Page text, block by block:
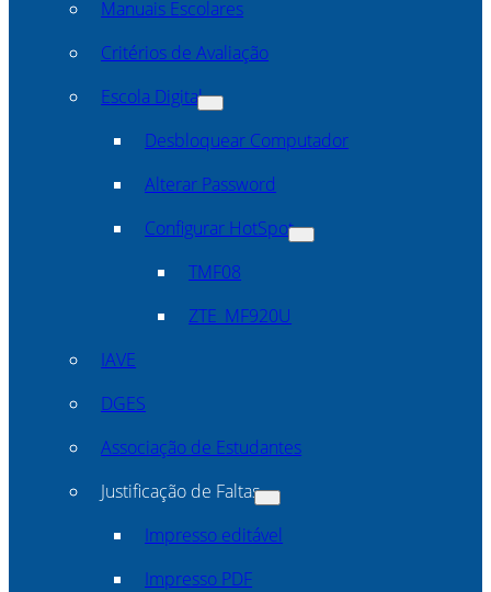
Manuais Escolares
Critérios de Avaliação
Escola Digital
Desbloquear Computador
Alterar Password
Configurar HotSpot
TMF08
ZTE_MF920U
IAVE
DGES
Associação de Estudantes
Justificação de Faltas
Impresso editável
Impresso PDF